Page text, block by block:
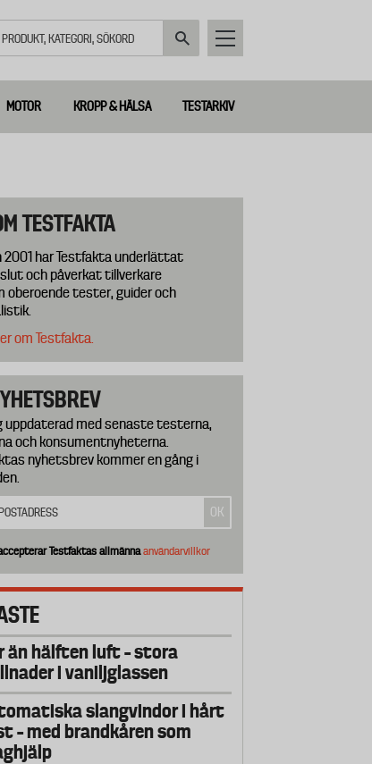
MOTOR KROPP & HÄLSA TESTARKIV
TESTFAKTA
2001 har Testfakta underlättat
och påverkat tillverkare
oberoende tester, guider och
om Testfakta.
uppdaterad med senaste testerna,
och konsumentnyheterna.
nyhetsbrev kommer en gång i
Testfaktas allmännaanvändarvillkor
än hälften luft – stora
i vaniljglassen
slangvindor i hårt
– med brandkåren som